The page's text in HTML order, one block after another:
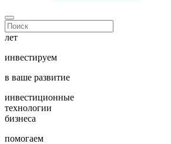
лет
инвестируем
в ваше развитие
инвестиционные
технологии
бизнеса
помогаем